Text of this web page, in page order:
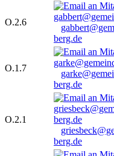
O.2.6
berg.de
O.1.7
berg.de
O.2.1
berg.de